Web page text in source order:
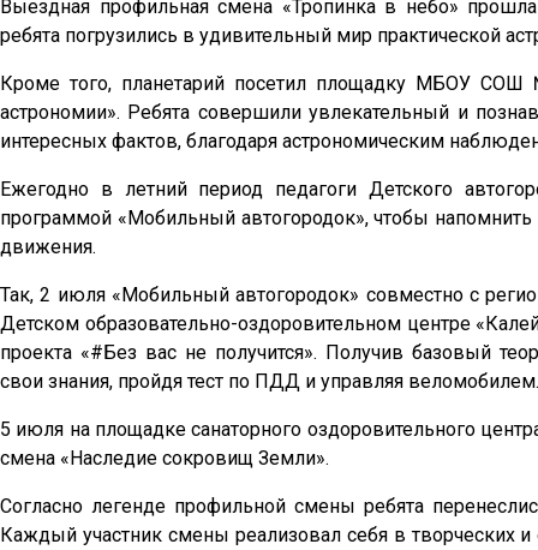
Выездная профильная смена «Тропинка в небо»
ребята погрузились в удивительный мир практической
Кроме того, планетарий посетил площадку МБОУ
астрономии». Ребята совершили увлекательный и
интересных фактов, благодаря астрономическим
Ежегодно в летний период педагоги Детского
программой «Мобильный автогородок», чтобы
движения.
Так, 2 июля «Мобильный автогородок» совместно с
Детском образовательно-оздоровительном центре
проекта «#Без вас не получится». Получив базовый
свои знания, пройдя тест по ПДД и управляя веломобилем.
5 июля на площадке санаторного оздоровительного
смена «Наследие сокровищ Земли».
Согласно легенде профильной смены ребята
Каждый участник смены реализовал себя в творческих